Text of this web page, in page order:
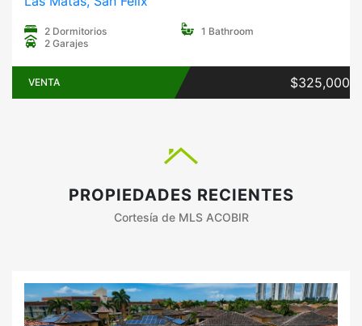
2 Dormitorios
1 Bathroom
2 Garajes
VENTA $325,000
PROPIEDADES RECIENTES
Cortesía de MLS ACOBIR